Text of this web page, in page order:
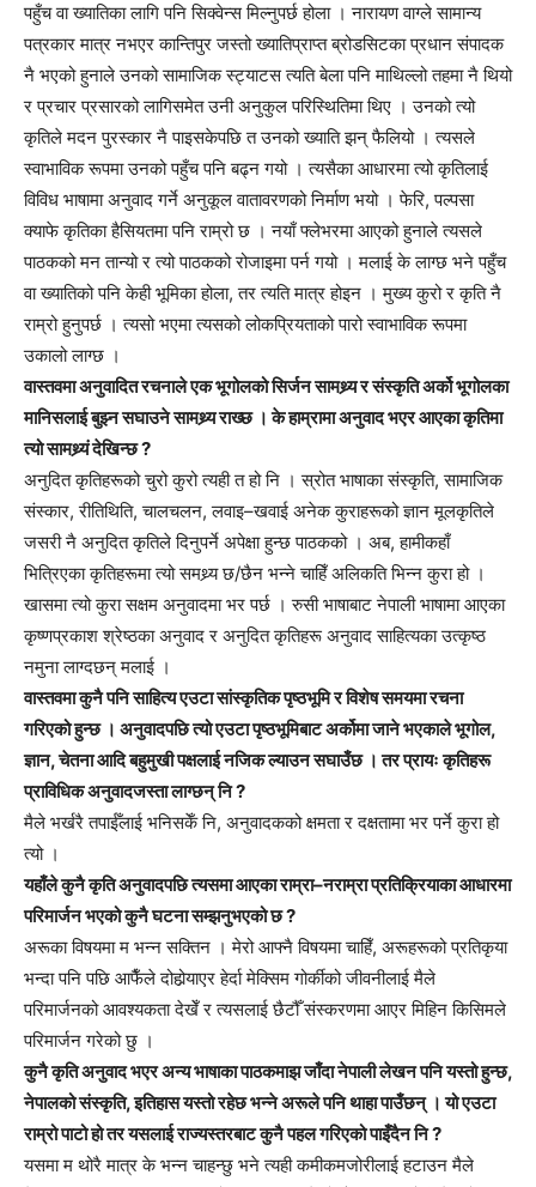
पहुँच वा ख्यातिका लागि पनि सिक्वेन्स मिल्नुपर्छ होला । नारायण वाग्ले सामान्य
पत्रकार मात्र नभएर कान्तिपुर जस्तो ख्यातिप्राप्त ब्रोडसिटका प्रधान संपादक
नै भएको हुनाले उनको सामाजिक स्ट्याटस त्यति बेला पनि माथिल्लो तहमा नै थियो
र प्रचार प्रसारको लागिसमेत उनी अनुकुल परिस्थितिमा थिए । उनको त्यो
कृतिले मदन पुरस्कार नै पाइसकेपछि त उनको ख्याति झन् फैलियो । त्यसले
स्वाभाविक रूपमा उनको पहुँच पनि बढ्न गयो । त्यसैका आधारमा त्यो कृतिलाई
विविध भाषामा अनुवाद गर्ने अनुकूल वातावरणको निर्माण भयो । फेरि, पल्पसा
क्याफे कृतिका हैसियतमा पनि राम्रो छ । नयाँ फ्लेभरमा आएको हुनाले त्यसले
पाठकको मन तान्यो र त्यो पाठकको रोजाइमा पर्न गयो । मलाई के लाग्छ भने पहुँच
वा ख्यातिको पनि केही भूमिका होला, तर त्यति मात्र होइन । मुख्य कुरो र कृति नै
राम्रो हुनुपर्छ । त्यसो भएमा त्यसको लोकप्रियताको पारो स्वाभाविक रूपमा
उकालो लाग्छ ।
वास्तवमा अनुवादित रचनाले एक भूगोलको सिर्जन सामथ्र्य र संस्कृति अर्को भूगोलका
मानिसलाई बुझ्न सघाउने सामथ्र्य राख्छ । के हाम्रामा अनुवाद भएर आएका कृतिमा
त्यो सामथ्र्यं देखिन्छ ?
अनुदित कृतिहरूको चुरो कुरो त्यही त हो नि । स्रोत भाषाका संस्कृति, सामाजिक
संस्कार, रीतिथिति, चालचलन, लवाइ–खवाई अनेक कुराहरूको ज्ञान मूलकृतिले
जसरी नै अनुदित कृतिले दिनुपर्ने अपेक्षा हुन्छ पाठकको । अब, हामीकहाँ
भित्रिएका कृतिहरूमा त्यो समथ्र्य छ/छैन भन्ने चाहिँ अलिकति भिन्न कुरा हो ।
खासमा त्यो कुरा सक्षम अनुवादमा भर पर्छ । रुसी भाषाबाट नेपाली भाषामा आएका
कृष्णप्रकाश श्रेष्ठका अनुवाद र अनुदित कृतिहरू अनुवाद साहित्यका उत्कृष्ठ
नमुना लाग्दछन् मलाई ।
वास्तवमा कुनै पनि साहित्य एउटा सांस्कृतिक पृष्ठभूमि र विशेष समयमा रचना
गरिएको हुन्छ । अनुवादपछि त्यो एउटा पृष्ठभूमिबाट अर्कोमा जाने भएकाले भूगोल,
ज्ञान, चेतना आदि बहुमुखी पक्षलाई नजिक ल्याउन सघाउँछ । तर प्रायः कृतिहरू
प्राविधिक अनुवादजस्ता लाग्छन् नि ?
मैले भर्खरै तपाईँलाई भनिसकेँ नि, अनुवादकको क्षमता र दक्षतामा भर पर्ने कुरा हो
त्यो ।
यहाँले कुनै कृति अनुवादपछि त्यसमा आएका राम्रा–नराम्रा प्रतिक्रियाका आधारमा
परिमार्जन भएको कुनै घटना सम्झनुभएको छ ?
अरूका विषयमा म भन्न सक्तिन । मेरो आफ्नै विषयमा चाहिँ, अरूहरूको प्रतिकृया
भन्दा पनि पछि आफैँले दोहोर्‍याएर हेर्दा मेक्सिम गोर्कीको जीवनीलाई मैले
परिमार्जनको आवश्यकता देखेँ र त्यसलाई छैटौँ संस्करणमा आएर मिहिन किसिमले
परिमार्जन गरेको छु ।
कुनै कृति अनुवाद भएर अन्य भाषाका पाठकमाझ जाँदा नेपाली लेखन पनि यस्तो हुन्छ,
नेपालको संस्कृति, इतिहास यस्तो रहेछ भन्ने अरूले पनि थाहा पाउँछन् । यो एउटा
राम्रो पाटो हो तर यसलाई राज्यस्तरबाट कुनै पहल गरिएको पाइँदैन नि ?
यसमा म थोरै मात्र के भन्न चाहन्छु भने त्यही कमीकमजोरीलाई हटाउन मैले